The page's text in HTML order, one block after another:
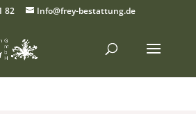
82 Info@frey-bestattung.de